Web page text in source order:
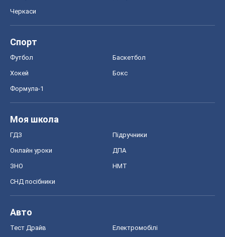
Черкаси
Спорт
Футбол Баскетбол
Хокей Бокс
Формула-1
Моя школа
ГДЗ Підручники
Онлайн уроки ДПА
ЗНО НМТ
СНД посібники
Авто
Тест Драйв Електромобілі